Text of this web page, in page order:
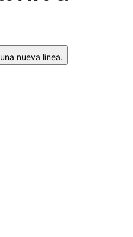
nueva línea.